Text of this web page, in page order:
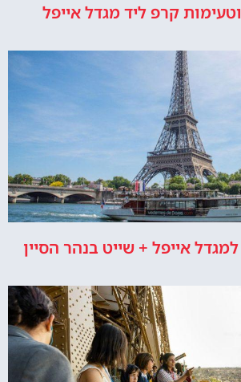
קרפ ליד מגדל אייפל
אייפל + שייט בנהר הסיין